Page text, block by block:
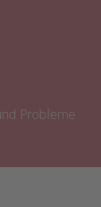
Probleme